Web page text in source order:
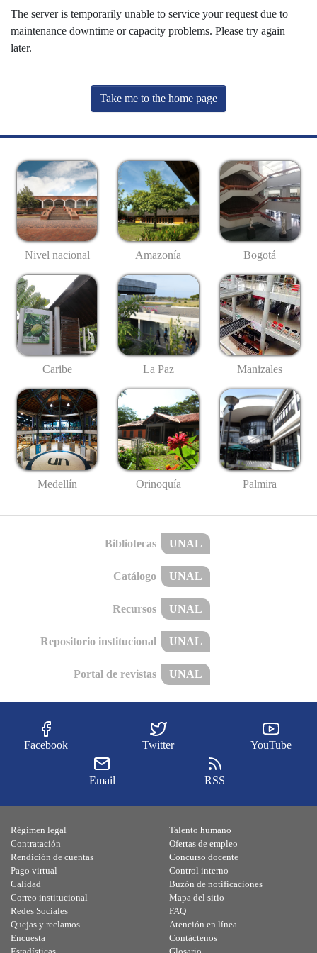
The server is temporarily unable to service your request due to
maintenance downtime or capacity problems. Please try again
later.
Take me to the home page
Nivel nacional Amazonía Bogotá
Caribe La Paz Manizales
Medellín Orinoquía Palmira
Bibliotecas UNAL
Catálogo UNAL
Recursos UNAL
Repositorio institucional UNAL
Portal de revistas UNAL
Facebook Twitter YouTube
Email RSS
Régimen legal
Contratación
Rendición de cuentas
Pago virtual
Calidad
Talento humano
Ofertas de empleo
Concurso docente
Control interno
Buzón de notificaciones
Correo institucional
Redes Sociales
Quejas y reclamos
Encuesta
Mapa del sitio
FAQ
Atención en línea
Contáctenos